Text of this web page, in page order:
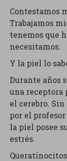
Contestamos
Trabajamos
tenemos que
necesitamos.
Y la piel lo
Durante años
una receptora
el cerebro.
por el
la piel posee
estrés.